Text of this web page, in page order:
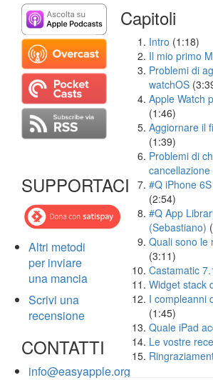
SUPPORTACI
Altri metodi
per inviare
una mancia
Scrivi una
recensione
CONTATTI
info@easyapple.org
Capitoli
Intro (1:18)
Il mio primo
Problemi di
watchOS
Apple Watch
(1:46)
Aggiornare il
(1:39)
Problemi di
#Q iPhone
(2:54)
#Q App
(Sebastiano)
Quali sono le
(3:11)
Castamatic
Widget stack
I compleanni
(1:45)
Quale iPad
Le vostre